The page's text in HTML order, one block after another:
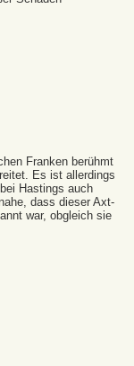
Franken berühmt
Es ist allerdings
Hastings auch
dass dieser Axt-
war, obgleich sie